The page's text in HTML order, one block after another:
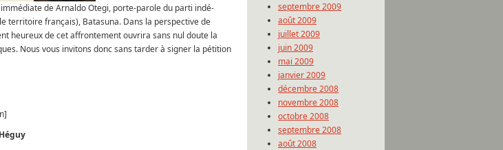
de Arnaldo Otegi, porte-parole du parti indé-
territoire français), Batasuna. Dans la perspective de
heureux de cet affrontement ouvrira sans nul doute la
Nous vous invitons donc sans tarder à signer la pétition
septembre 2009
août 2009
juillet 2009
juin 2009
mai 2009
janvier 2009
décembre 2008
novembre 2008
octobre 2008
septembre 2008
août 2008